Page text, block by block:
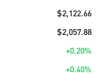
$2,122.66
$2,057.88
+0.20%
+0.40%